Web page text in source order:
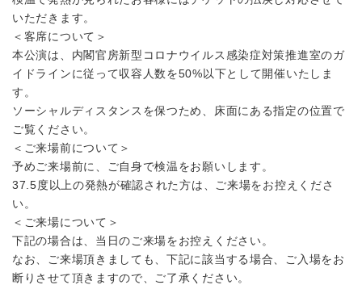
いただきます。
＜客席について＞
本公演は、内閣官房新型コロナウイルス感染症対策推進室のガ
イドラインに従って収容人数を50%以下として開催いたしま
す。
ソーシャルディスタンスを保つため、床面にある指定の位置で
ご覧ください。
＜ご来場前について＞
予めご来場前に、ご自身で検温をお願いします。
37.5度以上の発熱が確認された方は、ご来場をお控えくださ
い。
＜ご来場について＞
下記の場合は、当日のご来場をお控えください。
なお、ご来場頂きましても、下記に該当する場合、ご入場をお
断りさせて頂きますので、ご了承ください。